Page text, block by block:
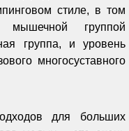
стиле, в том
группой
группа, и уровень
многосуставного
для больших